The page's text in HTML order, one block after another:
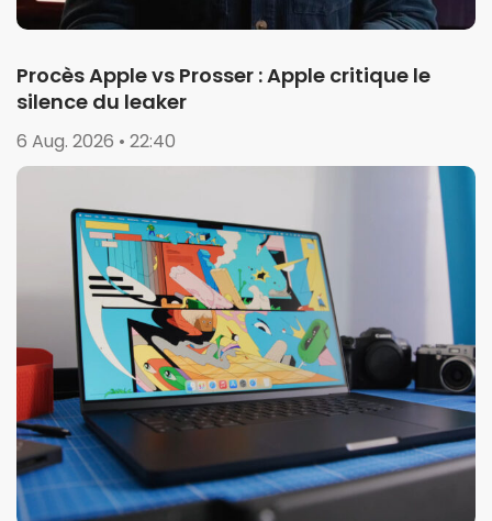
Procès Apple vs Prosser : Apple critique le
silence du leaker
6 Aug. 2026 • 22:40